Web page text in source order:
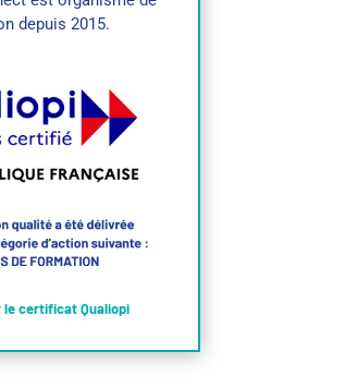
depuis 2015.
le certificat Qualiopi